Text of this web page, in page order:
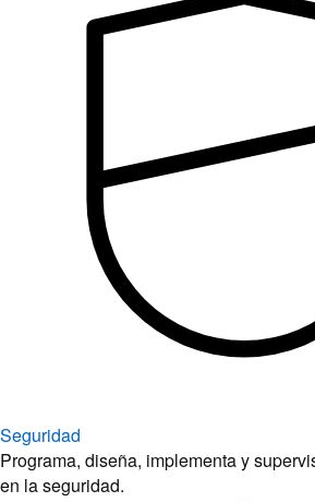
Seguridad
Programa, diseña, implementa y
en la seguridad.